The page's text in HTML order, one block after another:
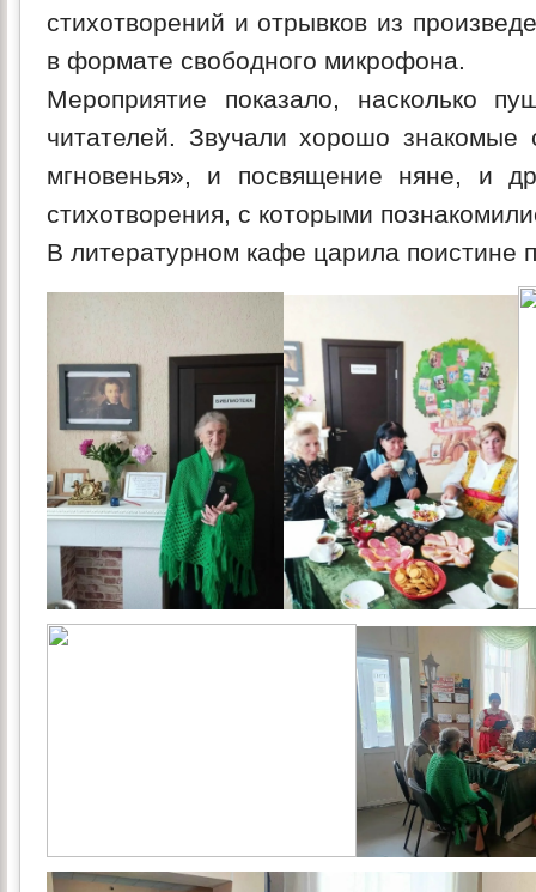
стихотворений и отрывков из
в формате свободного микрофона.
Мероприятие показало, насколько
читателей. Звучали хорошо знакомые
мгновенья», и посвящение няне, и
стихотворения, с которыми
В литературном кафе царила поистине